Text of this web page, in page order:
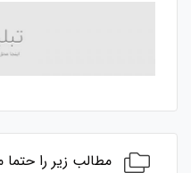
مطالب زیر را حتما